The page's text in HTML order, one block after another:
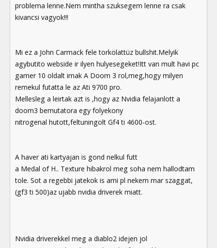
problema lenne.Nem mintha szuksegem lenne ra csak
kivancsi vagyok!!!
Mi ez a John Carmack fele torkolattüz bullshit.Melyik
agybutito webside ir ilyen hulyesegeket!Itt van mult havi pc
gamer 10 oldalt irnak A Doom 3 rol,meg,hogy milyen
remekul futatta le az Ati 9700 pro.
Mellesleg a leirtak azt is ,hogy az Nvidia felajanlott a
doom3 bemutatora egy folyekony
nitrogenal hutott,feltuningolt Gf4 ti 4600-ost.
A haver ati kartyajan is gond nelkul futt
a Medal of H.. Texture hibakrol meg soha nem hallodtam
tole. Sot a regebbi jatekok is ami pl nekem mar szaggat,
(gf3 ti 500)az ujabb nvidia driverek miatt.
Nvidia driverekkel meg a diablo2 idejen jol